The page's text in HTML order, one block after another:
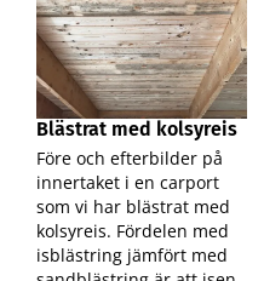
Blästrat med kolsyreis
Före och efterbilder på
innertaket i en carport
som vi har blästrat med
kolsyreis. Fördelen med
isblästring jämfört med